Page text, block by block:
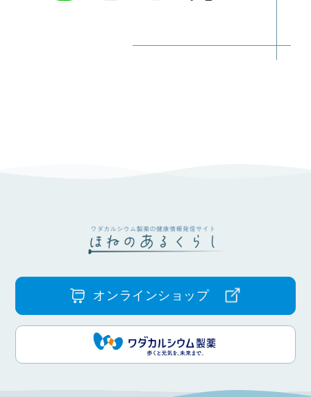
オンラインショップ